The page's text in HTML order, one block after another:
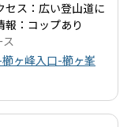
セス：広い登山道に
報：コップあり
ヶ峰入口-櫛ヶ峯